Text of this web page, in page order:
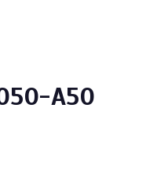
A50